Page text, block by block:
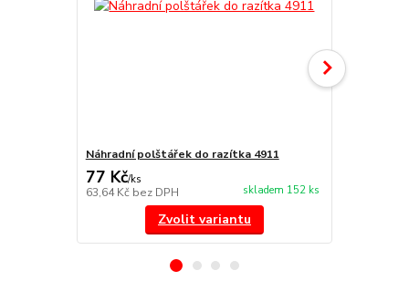
Náhradní polštářek do razítka 4911
77 Kč/ks
63,64 Kč bez DPH skladem 152 ks
Zvolit variantu